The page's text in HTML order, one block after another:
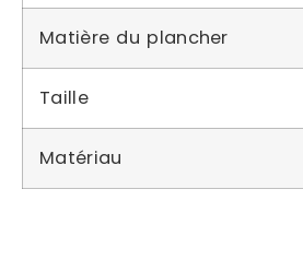
Matière du plancher
Taille
Matériau